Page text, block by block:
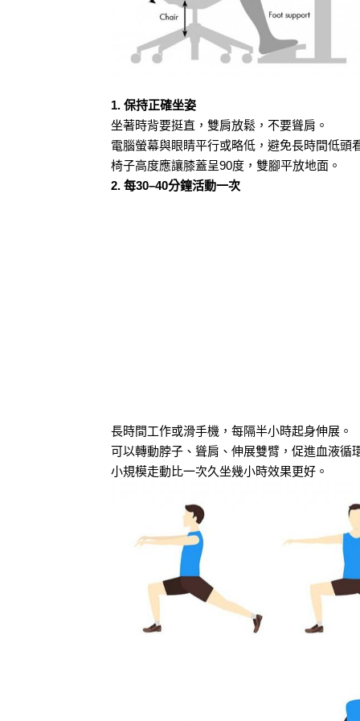
1. 保持正確坐姿
坐著時背要挺直，雙肩放鬆，不要聳肩。
電腦螢幕與眼睛平行或略低，避免長時間低頭
椅子高度應讓膝蓋呈90度，雙腳平放地面。
2. 每30–40分鐘活動一次
長時間工作或滑手機，每隔半小時起身伸展。
可以轉動脖子、聳肩、伸展雙臂，促進血液循
小規模走動比一次久坐幾小時效果更好。